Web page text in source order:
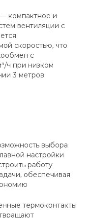
компактное и
вентиляции с
скоростью, что
с
ч при низком
3 метров.
выбора
настройки
работу
обеспечивая
термоконтакты